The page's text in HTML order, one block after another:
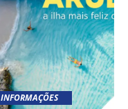
INFORMAÇÕES